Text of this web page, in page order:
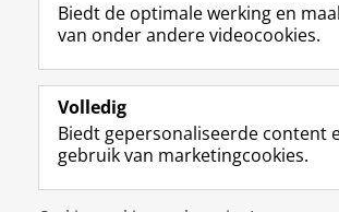
e
b
o
p
a
i
k
e
I
-
p
g
-
f
e
R
k
Studiekiezers
Alumni
Over ons
Biedt de optimale werking en
van onder andere videocookies.
Volledig
Biedt gepersonaliseerde content
gebruik van marketingcookies.